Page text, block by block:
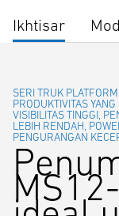
Ikhtisar
SERI TRUK
PRODUKTIVITAS
VISIBILITAS TINGGI,
LEBIH RENDAH,
PENGURANGAN